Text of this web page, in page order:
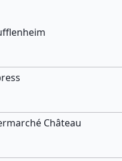
Château